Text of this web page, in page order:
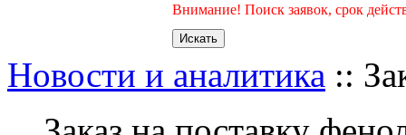
Внимание! Поиск заявок, срок
Новости и аналитика ::